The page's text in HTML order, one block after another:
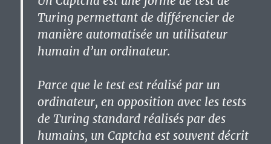
Turing permettant de différencier de
manière automatisée un utilisateur
humain d’un ordinateur.
Parce que le test est réalisé par un
ordinateur, en opposition avec les tests
de Turing standard réalisés par des
humains, un Captcha est souvent décrit